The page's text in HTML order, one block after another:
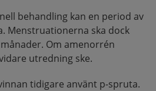
behandling kan en period av
Menstruationerna ska dock
Om amenorrén
utredning ske.
tidigare använt p-spruta.